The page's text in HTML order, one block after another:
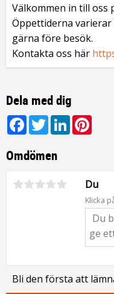
Välkommen in till oss
Öppettiderna
gärna före besök.
Kontakta oss här
Dela med dig
Facebook
TwitterLinkedIn
Omdömen
Du
Klicka
Bli den första att